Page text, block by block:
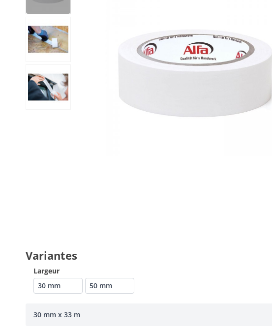
Variantes
Largeur
30 mm
50 mm
30 mm x 33 m